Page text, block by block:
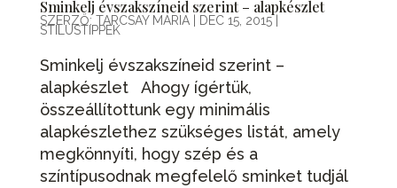
Sminkelj évszakszíneid szerint – alapkészlet
SZERZŐ: TARCSAY MÁRIA| DEC 15, 2015|
STÍLUSTIPPEK
Sminkelj évszakszíneid szerint –
alapkészlet Ahogy ígértük,
összeállítottunk egy minimális
alapkészlethez szükséges listát, amely
megkönnyíti, hogy szép és a
színtípusodnak megfelelő sminket tudjál